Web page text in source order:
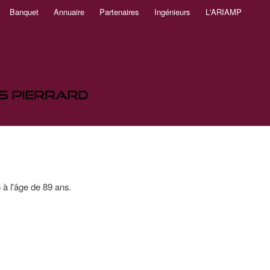
Banquet Annuaire Partenaires Ingénieurs L'ARIAMP
l'âge de 89 ans.